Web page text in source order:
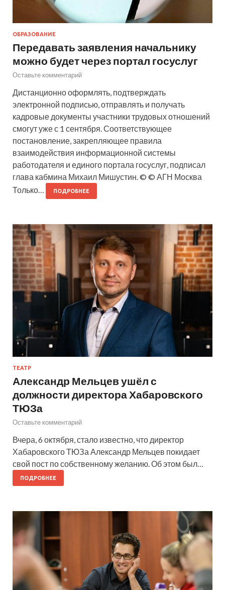
ОБРАЗОВАНИЕ
Передавать заявления начальнику
можно будет через портал госуслуг
Оставьте комментарий
Дистанционно оформлять, подтверждать
электронной подписью, отправлять и получать
кадровые документы участники трудовых отношений
смогут уже с 1 сентября. Соответствующее
постановление, закрепляющее правила
взаимодействия информационной системы
работодателя и единого портала госуслуг, подписал
глава кабмина Михаил Мишустин. © © АГН Москва
Только…
ПОДРОБНЕЕ
ТЕАТР
Александр Мельцев ушёл с
должности директора Хабаровского
ТЮЗа
Оставьте комментарий
Вчера, 6 октября, стало известно, что директор
Хабаровского ТЮЗа Александр Мельцев покидает
свой пост по собственному желанию. Об этом был…
ПОДРОБНЕЕ